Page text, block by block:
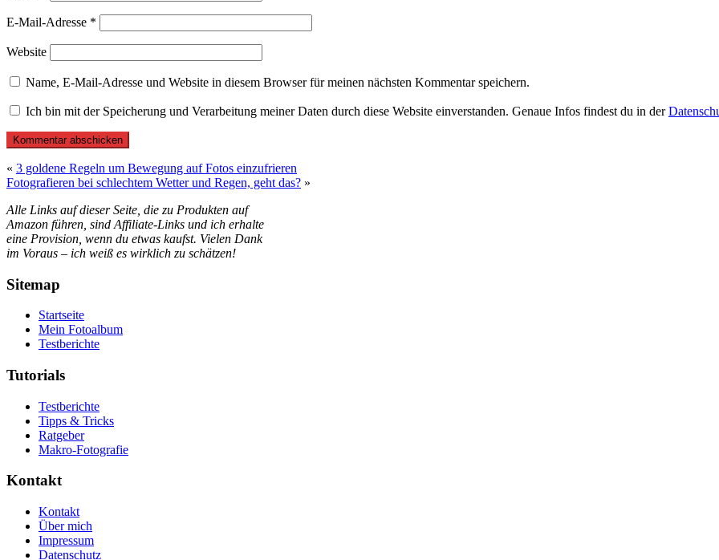
E-Mail-Adresse *
Website
Name, E-Mail-Adresse und Website in diesem Browser für meinen nächsten Kommentar speichern.
Ich bin mit der Speicherung und Verarbeitung meiner Daten durch diese Website einverstanden. Genaue Infos findest du in der
« 3 goldene Regeln um Bewegung auf Fotos einzufrieren
Fotografieren bei schlechtem Wetter und Regen, geht das? »
Alle Links auf dieser Seite, die zu Produkten auf
Amazon führen, sind Affiliate-Links und ich erhalte
eine Provision, wenn du etwas kaufst. Vielen Dank
im Voraus – ich weiß es wirklich zu schätzen!
Sitemap
Startseite
Mein Fotoalbum
Testberichte
Tutorials
Testberichte
Tipps & Tricks
Ratgeber
Makro-Fotografie
Kontakt
Kontakt
Über mich
Impressum
Datenschutz